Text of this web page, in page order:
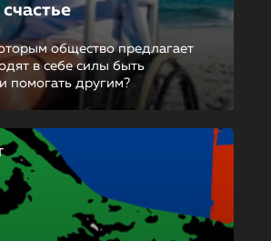
общество предлагает
в себе силы быть
помогать другим?